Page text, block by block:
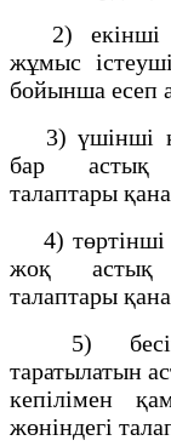
2) екiншi
жұмыс
бойынша есеп
3) үшiншi
бар астық
талаптары
4) төртiншi
жоқ астық
талаптары
5) бесiншi
таратылатын
кепiлiмен
жөнiндегi